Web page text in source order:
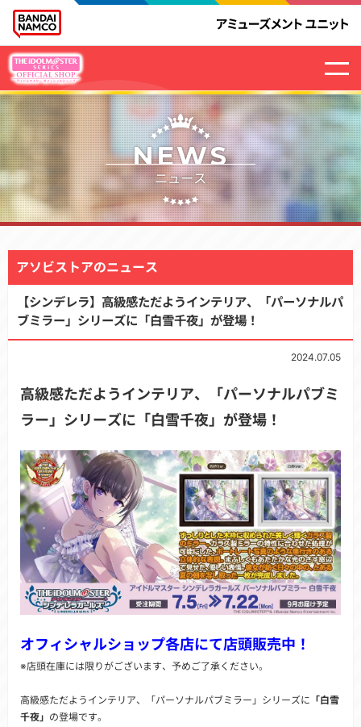
NEWS
ニュース
アソビストアのニュース
【シンデレラ】高級感ただようインテリア、「パーソナルパ
ブミラー」シリーズに「白雪千夜」が登場！
2024.07.05
高級感ただようインテリア、「パーソナルパブミ
ラー」シリーズに「白雪千夜」が登場！
オフィシャルショップ各店にて店頭販売中！
※店頭在庫には限りがございます、予めご了承ください。
高級感ただようインテリア、「パーソナルパブミラー」シリーズに 「白雪
千夜」 の登場です。